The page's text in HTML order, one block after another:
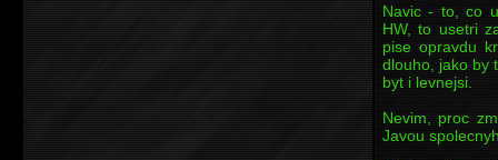
Navic - to, co
HW, to usetri
pise opravdu
dlouho, jako by
byt i levnejsi.
Nevim, proc
Javou